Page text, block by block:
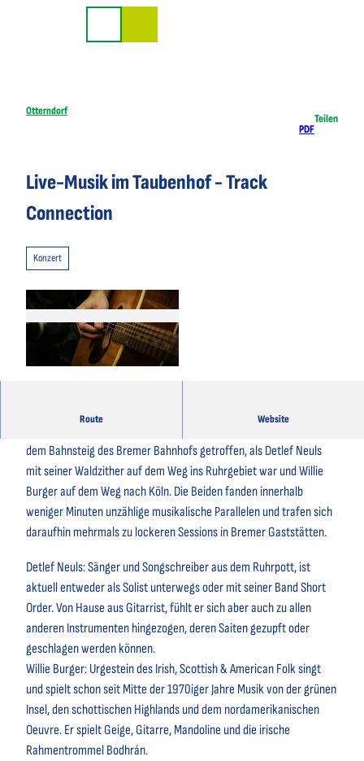
Otterndorf
PDF
Teilen
Live-Musik im Taubenhof - Track
Connection
Konzert
Route Website
dem Bahnsteig des Bremer Bahnhofs getroffen, als Detlef Neuls
mit seiner Waldzither auf dem Weg ins Ruhrgebiet war und Willie
Burger auf dem Weg nach Köln. Die Beiden fanden innerhalb
weniger Minuten unzählige musikalische Parallelen und trafen sich
daraufhin mehrmals zu lockeren Sessions in Bremer Gaststätten.
Detlef Neuls: Sänger und Songschreiber aus dem Ruhrpott, ist
aktuell entweder als Solist unterwegs oder mit seiner Band Short
Order. Von Hause aus Gitarrist, fühlt er sich aber auch zu allen
anderen Instrumenten hingezogen, deren Saiten gezupft oder
geschlagen werden können.
Willie Burger: Urgestein des Irish, Scottish & American Folk singt
und spielt schon seit Mitte der 1970iger Jahre Musik von der grünen
Insel, den schottischen Highlands und dem nordamerikanischen
Oeuvre. Er spielt Geige, Gitarre, Mandoline und die irische
Rahmentrommel Bodhrán.